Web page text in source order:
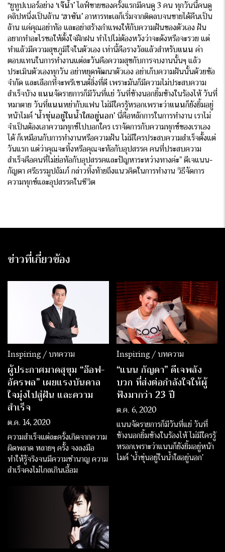
“ยูทูปเบอร์อย่าง ‘เจ๊น้ำ’ ไลฟ์ขายของครั้งแรกมีคนดู 3 คน ทุกวันนี้คนดู
คลิปหนึ่งเป็นล้าน ‘ฮาซัน’ อาหารทะเลก็เริ่มจากติดลบจนขายได้คืนเป็น
ล้าน แค่คุณอย่าท้อ และอย่าสร้างกำแพงให้กับความฝันของตัวเอง ฝัน
อยากทำอะไรขอให้ตั้งใจฝึกฝน ทำไปไม่ต้องหวังว่าจะดังหรือจะรวย แต่
ทำแล้วมีความสุขภูมิใจในตัวเอง เท่านี้คือรางวัลแล้วสำหรับแนน ค่า
ตอบแทนในการทำงานแต่ละวันคือความสุขกับการจบงานนั้นๆ แล้ว
ประเมินตัวเองทุกวัน อย่าหยุดพัฒนาตัวเอง อย่าเก็บความฝันนั้นด้วยข้อ
จำกัด และเลือกที่จะพรีเซนต์สิ่งที่ดี เพราะมันก็มีความไม่ประสบความ
สำเร็จบ้าง แนนจัดรายการก็มีวันที่แย่ วันที่ข้างนอกยิ้มข้างในร้องไห้ วันที่
หมาตาย วันที่แนนหย่ากับแฟน ไม่มีใครรู้หรอกเพราะว่าแนนก็ยังยิ้มอยู่
หน้าไมค์ ‘น้ำขุ่นอยู่ในน้ำใสอยู่นอก’ นี่คือหลักการในการทำงาน เราไม่
จำเป็นต้องเอาความทุกข์ไปบอกใคร เราจัดการกับความทุกข์ของเราเอง
ได้ ก็เหมือนกับการทำงานหรือความฝัน ไม่มีใครประสบความสำเร็จตั้งแต่
วันแรก แต่ว่าคุณจะทิ้งหรือคุณจะท้อกับอุปสรรค คนที่ประสบความ
สำเร็จคือคนที่ไม่ย่อท้อกับอุปสรรคและปัญหาระหว่างทางค่ะ” ดีเจแนน-
กัญดา ศรีธรรมูปถัมภ์ กล่าวทิ้งท้ายถึงแนวคิดในการทำงาน วิธีจัดการ
ความทุกข์และอุปสรรคในชีวิต
ข่าวที่เกี่ยวข้อง
Inspiring / บทความ
ผู้ประกาศมาดสุขุม “อ๊อฟ-
อัครพล” เผยแรงบันดาล
ใจมุ่งไปสู่ฝัน และความ
สำเร็จ
ต.ค. 14, 2020
ความสำเร็จแต่ละครั้งเกิดจากความ
ผิดพลาด หลายๆ ครั้ง จงลงมือ
ทำให้รู้จริงจนมีความชำนาญ ความ
สำเร็จคงไม่ไกลเกินเอื้อม
Inspiring / บทความ
“แนน กัญดา” ดีเจพลัง
บวก ที่ส่งต่อกำลังใจให้ผู้
ฟังมากว่า 23 ปี
ต.ค. 6, 2020
แนนจัดรายการก็มีวันที่แย่ วันที่
ข้างนอกยิ้มข้างในร้องไห้ ไม่มีใครรู้
หรอกเพราะว่าแนนก็ยังยิ้มอยู่หน้า
ไมค์ ‘น้ำขุ่นอยู่ในน้ำใสอยู่นอก’